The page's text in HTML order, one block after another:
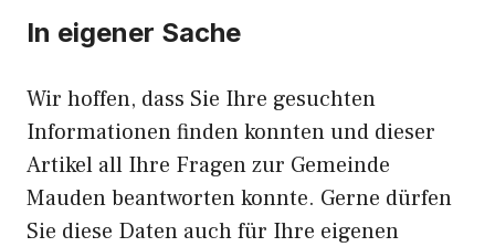
In eigener Sache
Wir hoffen, dass Sie Ihre gesuchten
Informationen finden konnten und dieser
Artikel all Ihre Fragen zur Gemeinde
Mauden beantworten konnte. Gerne dürfen
Sie diese Daten auch für Ihre eigenen